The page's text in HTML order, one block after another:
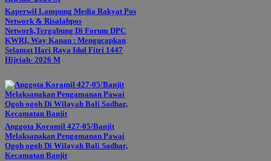
Kaperwil Lampung Media Rakyat Pos
Network & Risalahpos
Network,Tergabung Di Forum DPC
KWRI, Way Kanan : Mengucapkan
Selamat Hari Raya Idul Fitri 1447
Hijriah- 2026 M
Anggota Koramil 427-05/Banjit
Melaksanakan Pengamanan Pawai
Ogoh ogoh Di Wilayah Bali Sadhar,
Kecamatan Banjit